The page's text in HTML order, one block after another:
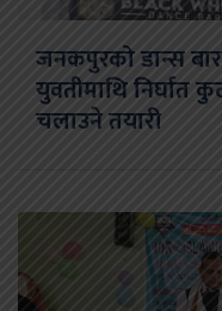
जनकपुरको डान्स
युवतीमाथि निर्घात
चलाउने तयारी